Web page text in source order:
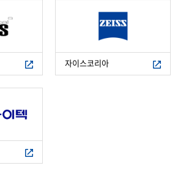
자이스코리아